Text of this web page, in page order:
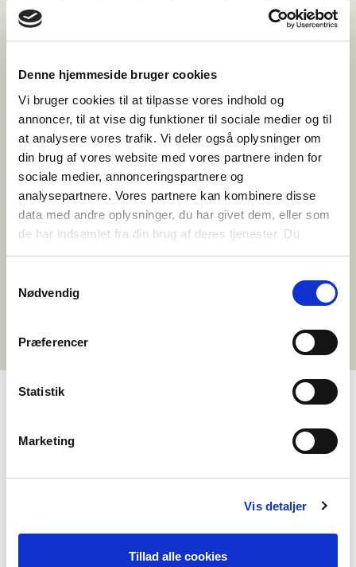
Denne hjemmeside bruger cookies
Vi bruger cookies til at tilpasse vores indhold og
annoncer, til at vise dig funktioner til sociale medier og til
at analysere vores trafik. Vi deler også oplysninger om
din brug af vores website med vores partnere inden for
sociale medier, annonceringspartnere og
analysepartnere. Vores partnere kan kombinere disse
data med andre oplysninger, du har givet dem, eller som
de har indsamlet fra din brug af deres tjenester. Du
samtykker til vores cookies, hvis du fortsætter med at
Nødvendig
Præferencer
Statistik
Marketing
Vis detaljer
Tillad alle cookies
VERÐLAUNAVEFUR
Árið 2020 var Norden i skolen-vefurinn var valin, af alþjóðlegri nefnd
sérfræðinga, úr hópi framlaga frá hátt í þrjátíu löndum, til að
hljóta
Spotlight on Bilingual Education-
útnefningu frá samtökunum
HundrED.
"This is an innovation that is close to my heart. In a time that many
have the possibility to travel far, the Nordics are sometimes forgotten.
I find it important to not forget what we have in common with the
other Nordic countries."
ráðherranefndinni fyrir starf sitt í að efla skilning barna og ungmenna
á dönsku, norsku og sænsku um öll Norðurlöndin.